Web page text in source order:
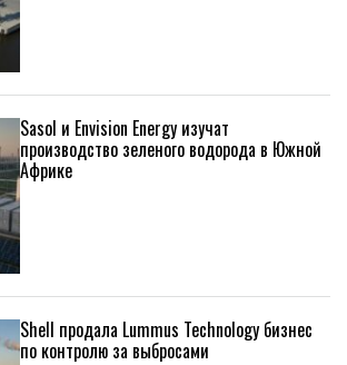
Sasol и Envision Energy изучат
производство зеленого водорода в Южной
Африке
Shell продала Lummus Technology бизнес
по контролю за выбросами